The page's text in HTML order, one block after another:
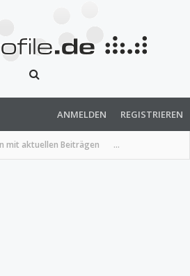
mit aktuellen Beiträgen ...
ANMELDEN REGISTRIEREN